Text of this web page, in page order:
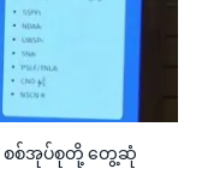
င့် စစ်အုပ်စုတို့ တွေ့ဆုံ